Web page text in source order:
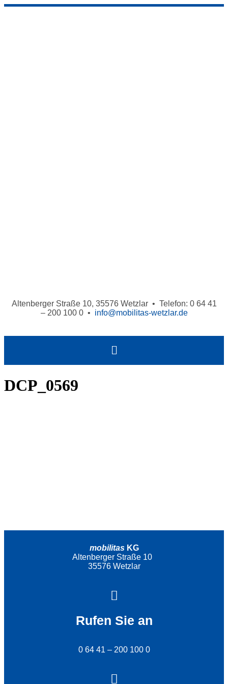
Inhalt
Altenberger Straße 10, 35576 Wetzlar • Telefon: 0 64 41
– 200 100 0 • info@mobilitas-wetzlar.de
DCP_0569
mobilitasKG
Altenberger Straße 10
35576 Wetzlar
Rufen Sie an
0 64 41 – 200 100 0